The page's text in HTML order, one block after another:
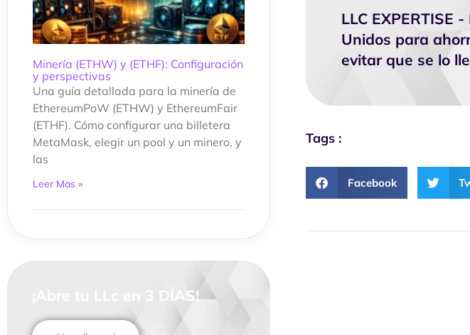
Minería (ETHW) y (ETHF): Configuración
y perspectivas
Una guía detallada para la minería de
EthereumPoW (ETHW) y EthereumFair
(ETHF). Cómo configurar una billetera
MetaMask, elegir un pool y un minero, y
las
Leer Mas »
¡Abre tu LLc en 3 DÍAS!
LLC EXPERTISE
Unidos para
evitar que se lo
Tags :
Facebook